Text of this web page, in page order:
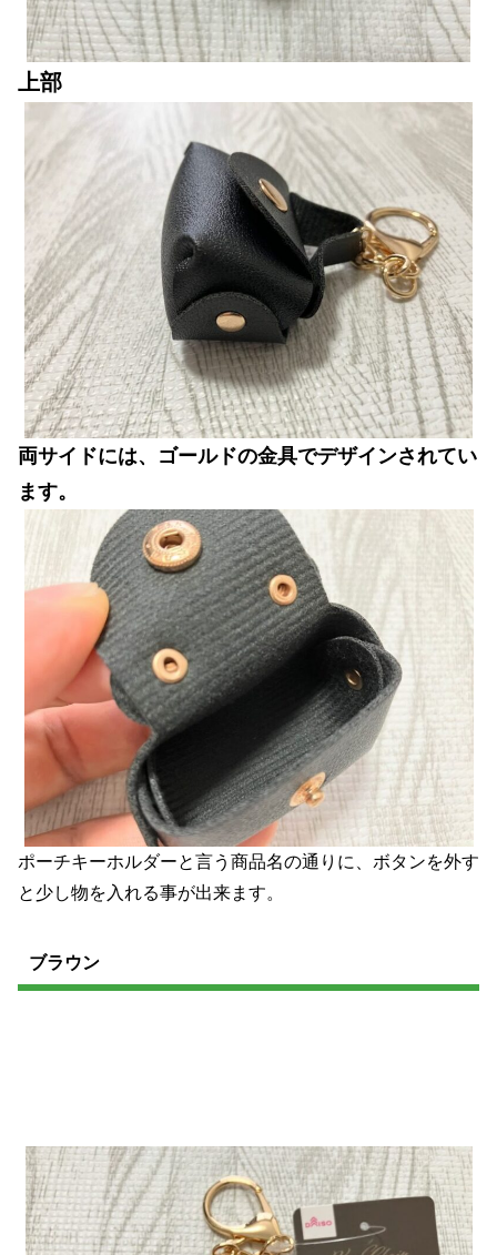
上部
両サイドには、ゴールドの金具でデザインされてい
ます。
ポーチキーホルダーと言う商品名の通りに、ボタンを外す
と少し物を入れる事が出来ます。
ブラウン